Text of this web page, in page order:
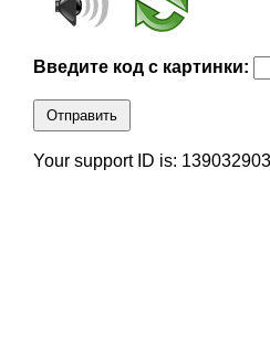
Введите код с картинки:
Отправить
Your support ID is: